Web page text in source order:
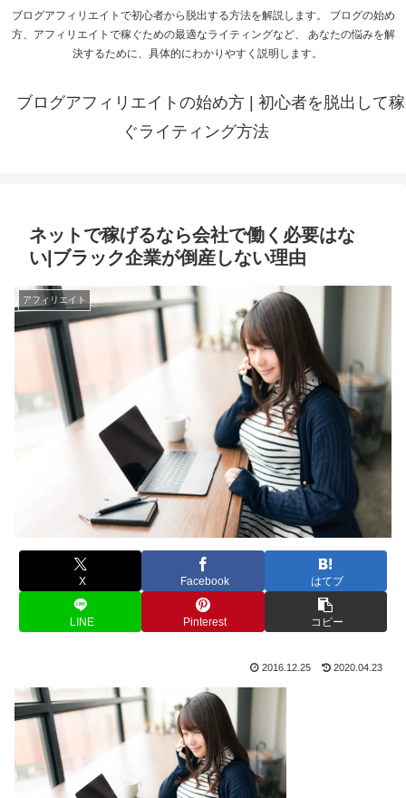
ブログアフィリエイトで初心者から脱出する方法を解説します。 ブログの始め
方、アフィリエイトで稼ぐための最適なライティングなど、 あなたの悩みを解
決するために、具体的にわかりやすく説明します。
ブログアフィリエイトの始め方 | 初心者を脱出して稼
ぐライティング方法
ネットで稼げるなら会社で働く必要はな
い|ブラック企業が倒産しない理由
アフィリエイト
X Facebook はてブ
LINE Pinterest コピー
2016.12.25 2020.04.23